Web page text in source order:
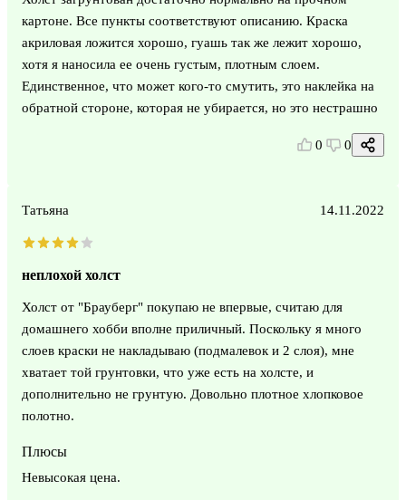
картоне. Все пункты соответствуют описанию. Краска
акриловая ложится хорошо, гуашь так же лежит хорошо,
хотя я наносила ее очень густым, плотным слоем.
Единственное, что может кого-то смутить, это наклейка на
обратной стороне, которая не убирается, но это нестрашно
0 0
Татьяна 14.11.2022
неплохой холст
Холст от "Брауберг" покупаю не впервые, считаю для
домашнего хобби вполне приличный. Поскольку я много
слоев краски не накладываю (подмалевок и 2 слоя), мне
хватает той грунтовки, что уже есть на холсте, и
дополнительно не грунтую. Довольно плотное хлопковое
полотно.
Плюсы
Невысокая цена.